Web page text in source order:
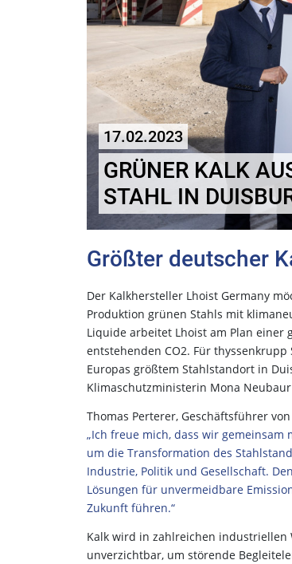
17.02.2023
GRÜNER KALK
STAHL IN
Größter deutscher
Der Kalkhersteller Lhoist Germany
Produktion grünen Stahls mit
Liquide arbeitet Lhoist am Plan
entstehenden CO2. Für
Europas größtem Stahlstandort in
Klimaschutzministerin Mona
Thomas Perterer, Geschäftsführer
„Ich freue mich, dass wir
um die Transformation des
Industrie, Politik und Gesellschaft.
Lösungen für unvermeidbare
Zukunft führen.“
Kalk wird in zahlreichen
unverzichtbar, um störende